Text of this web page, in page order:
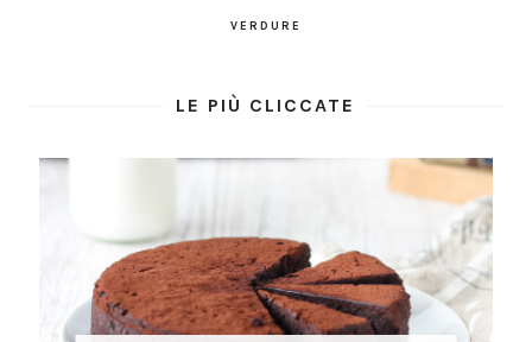
VERDURE
LE PIÙ CLICCATE